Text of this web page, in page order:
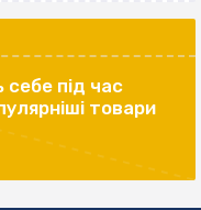
себе під час
товари